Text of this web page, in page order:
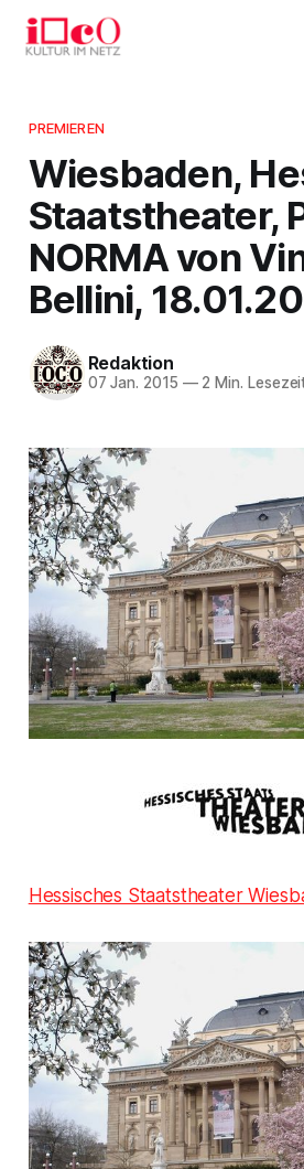
PREMIEREN
Wiesbaden,
Staatstheater,
NORMA von
Bellini,
Redaktion
07 Jan. 2015 —2 Min.
Hessisches Staatstheater